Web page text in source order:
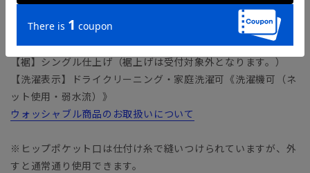
【仕様】ピンタック／ストレート／ウエスト：サイドゴム
【裾】シングル仕上げ（裾上げは受付対象外となります。）
【洗濯表示】ドライクリーニング・家庭洗濯可《洗濯機可（ネ
ット使用・弱水流）》
ウォッシャブル商品のお取扱いについて
※ヒップポケット口は仕付け糸で縫いつけられていますが、外
すと通常通り使用できます。